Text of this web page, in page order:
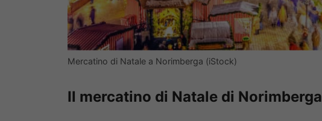
Mercatino di Natale a Norimberga (iStock)
Il mercatino di Natale di Norimberga